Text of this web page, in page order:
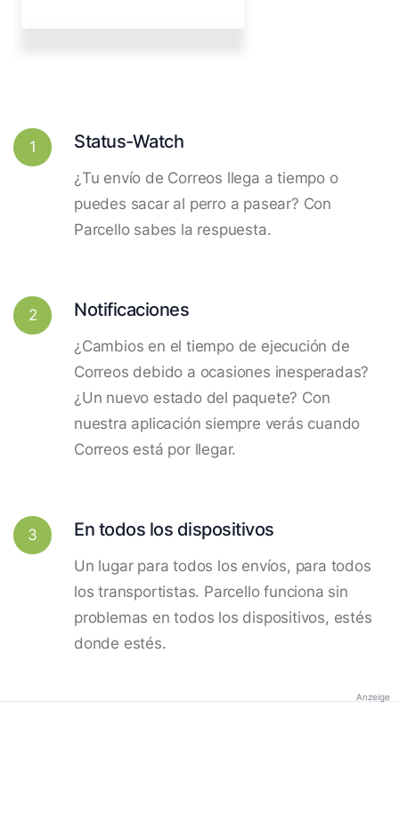
1 Status-Watch
¿Tu envío de Correos llega a tiempo o
puedes sacar al perro a pasear? Con
Parcello sabes la respuesta.
2 Notificaciones
¿Cambios en el tiempo de ejecución de
Correos debido a ocasiones inesperadas?
¿Un nuevo estado del paquete? Con
nuestra aplicación siempre verás cuando
Correos está por llegar.
3 En todos los dispositivos
Un lugar para todos los envíos, para todos
los transportistas. Parcello funciona sin
problemas en todos los dispositivos, estés
donde estés.
Anzeige